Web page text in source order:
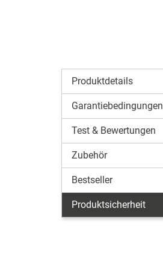
Produktdetails
Garantiebedingungen
Test & Bewertungen
Zubehör
Bestseller
Produktsicherheit